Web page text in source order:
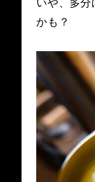
いや、多分
かも？